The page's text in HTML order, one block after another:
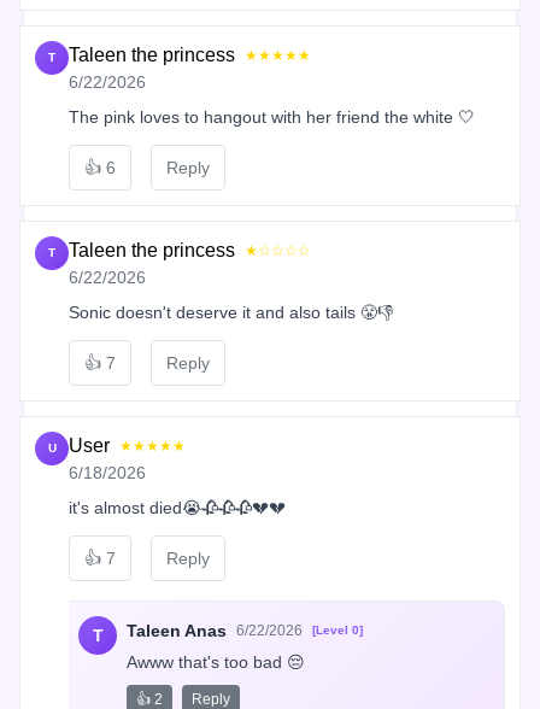
T Taleen the princess ★★★★★
6/22/2026
The pink loves to hangout with her friend the white 🤍
👍 6 Reply
T Taleen the princess ★☆☆☆☆
6/22/2026
Sonic doesn't deserve it and also tails 😤👎
👍 7 Reply
U User ★★★★★
6/18/2026
it's almost died😭🥀🥀🥀💔💔
👍 7 Reply
T Taleen Anas 6/22/2026 [Level 0]
Awww that's too bad 😔
👍 2 Reply